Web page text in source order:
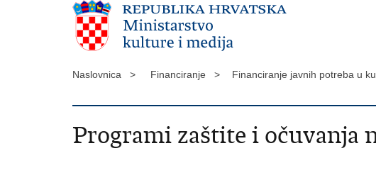
Naslovnica > Financiranje > Financiranje javnih potreba u
Programi zaštite i očuvanja